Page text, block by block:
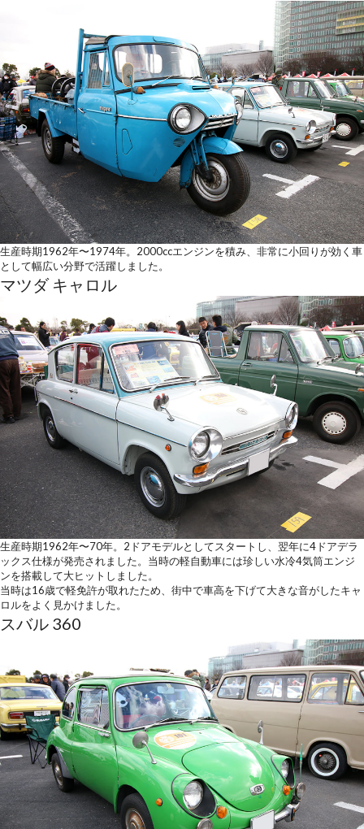
生産時期1962年〜1974年。2000ccエンジンを積み、非常に小回りが効く車
として幅広い分野で活躍しました。
マツダ キャロル
生産時期1962年〜70年。2ドアモデルとしてスタートし、翌年に4ドアデラ
ックス仕様が発売されました。当時の軽自動車には珍しい水冷4気筒エンジ
ンを搭載して大ヒットしました。
当時は16歳で軽免許が取れたため、街中で車高を下げて大きな音がしたキャ
ロルをよく見かけました。
スバル 360